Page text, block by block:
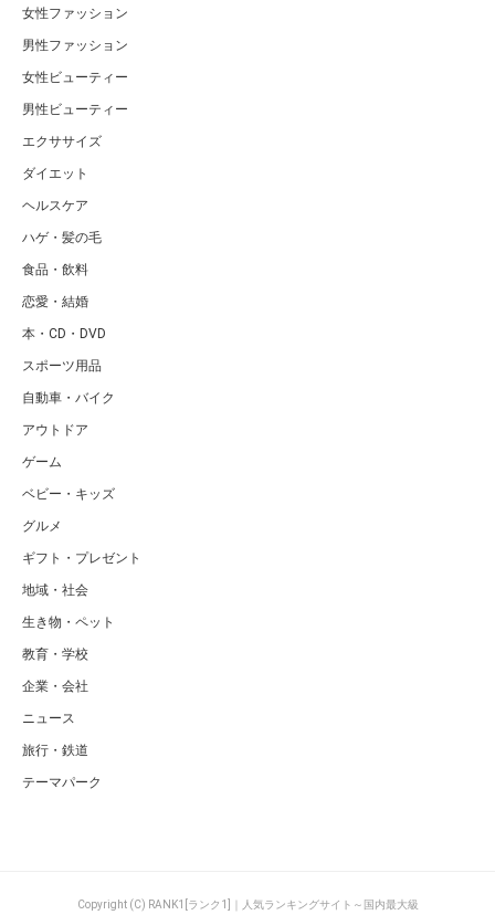
女性ファッション
男性ファッション
女性ビューティー
男性ビューティー
エクササイズ
ダイエット
ヘルスケア
ハゲ・髪の毛
食品・飲料
恋愛・結婚
本・CD・DVD
スポーツ用品
自動車・バイク
アウトドア
ゲーム
ベビー・キッズ
グルメ
ギフト・プレゼント
地域・社会
生き物・ペット
教育・学校
企業・会社
ニュース
旅行・鉄道
テーマパーク
Copyright (C) RANK1[ランク1]｜人気ランキングサイト～国内最大級